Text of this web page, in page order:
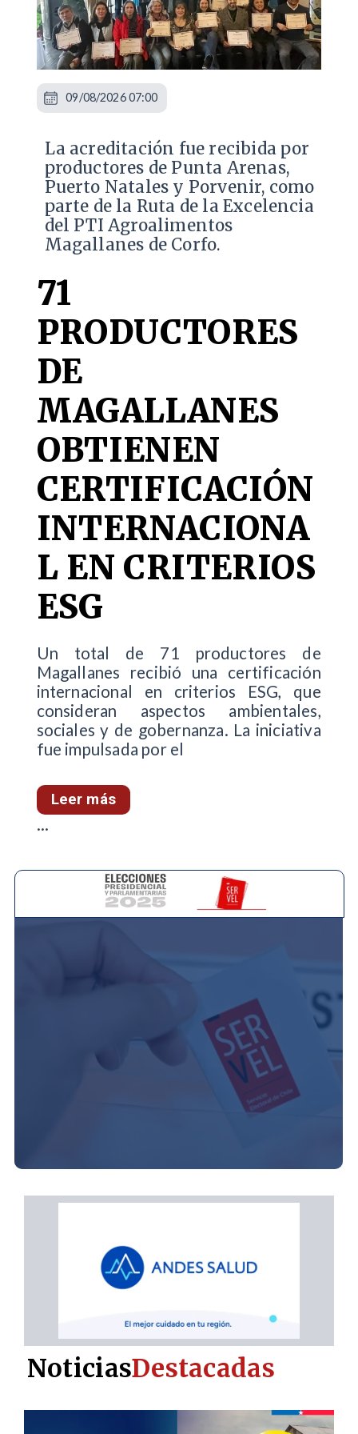
​La acreditación fue recibida por
productores de Punta Arenas,
Puerto Natales y Porvenir, como
parte de la Ruta de la Excelencia
del PTI Agroalimentos
Magallanes de Corfo.
71
PRODUCTORES
DE
MAGALLANES
OBTIENEN
CERTIFICACIÓN
INTERNACIONA
L EN CRITERIOS
ESG
Un total de 71 productores de
Magallanes recibió una certificación
internacional en criterios ESG, que
consideran aspectos ambientales,
sociales y de gobernanza. La iniciativa
fue impulsada por el
Leer más
09/08/2026 07:00
...
NoticiasDestacadas